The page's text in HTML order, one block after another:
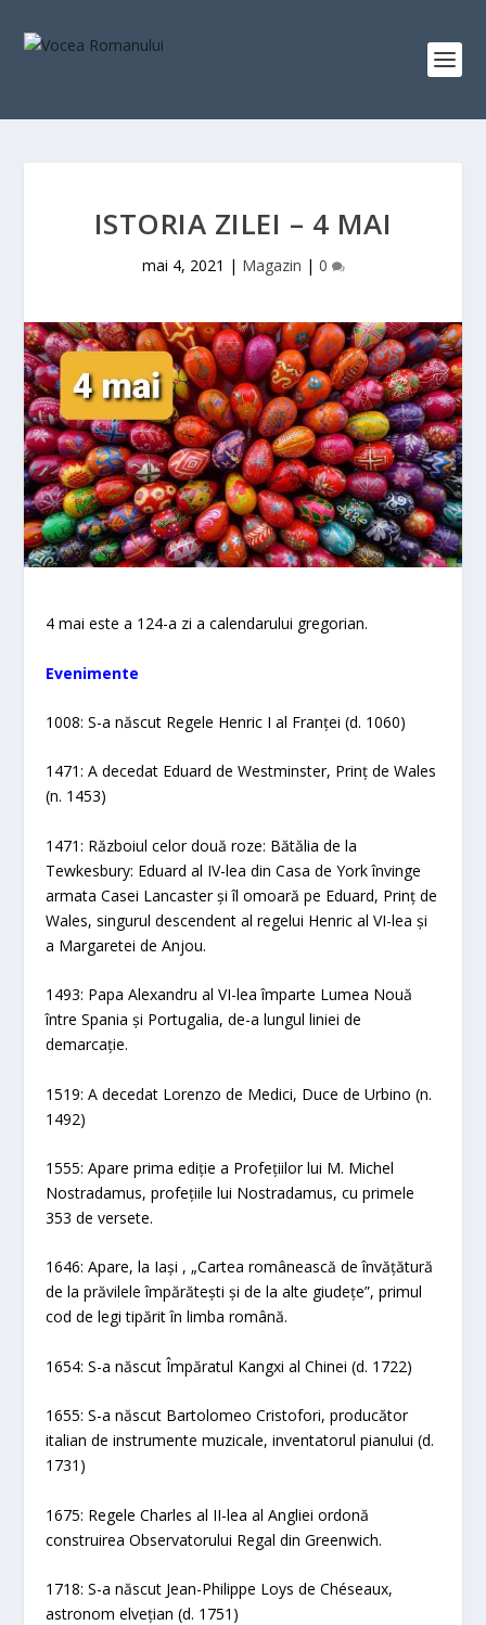
ISTORIA ZILEI – 4 MAI
mai 4, 2021 | Magazin | 0
4 mai este a 124-a zi a calendarului gregorian.
Evenimente
1008: S-a născut Regele Henric I al Franței (d. 1060)
1471: A decedat Eduard de Westminster, Prinț de Wales
(n. 1453)
1471: Războiul celor două roze: Bătălia de la
Tewkesbury: Eduard al IV-lea din Casa de York învinge
armata Casei Lancaster și îl omoară pe Eduard, Prinț de
Wales, singurul descendent al regelui Henric al VI-lea și
a Margaretei de Anjou.
1493: Papa Alexandru al VI-lea împarte Lumea Nouă
între Spania și Portugalia, de-a lungul liniei de
demarcație.
1519: A decedat Lorenzo de Medici, Duce de Urbino (n.
1492)
1555: Apare prima ediție a Profețiilor lui M. Michel
Nostradamus, profețiile lui Nostradamus, cu primele
353 de versete.
1646: Apare, la Iași , „Cartea românească de învățătură
de la prăvilele împărătești și de la alte giudețe”, primul
cod de legi tipărit în limba română.
1654: S-a născut Împăratul Kangxi al Chinei (d. 1722)
1655: S-a născut Bartolomeo Cristofori, producător
italian de instrumente muzicale, inventatorul pianului (d.
1731)
1675: Regele Charles al II-lea al Angliei ordonă
construirea Observatorului Regal din Greenwich.
1718: S-a născut Jean-Philippe Loys de Chéseaux,
astronom elvețian (d. 1751)